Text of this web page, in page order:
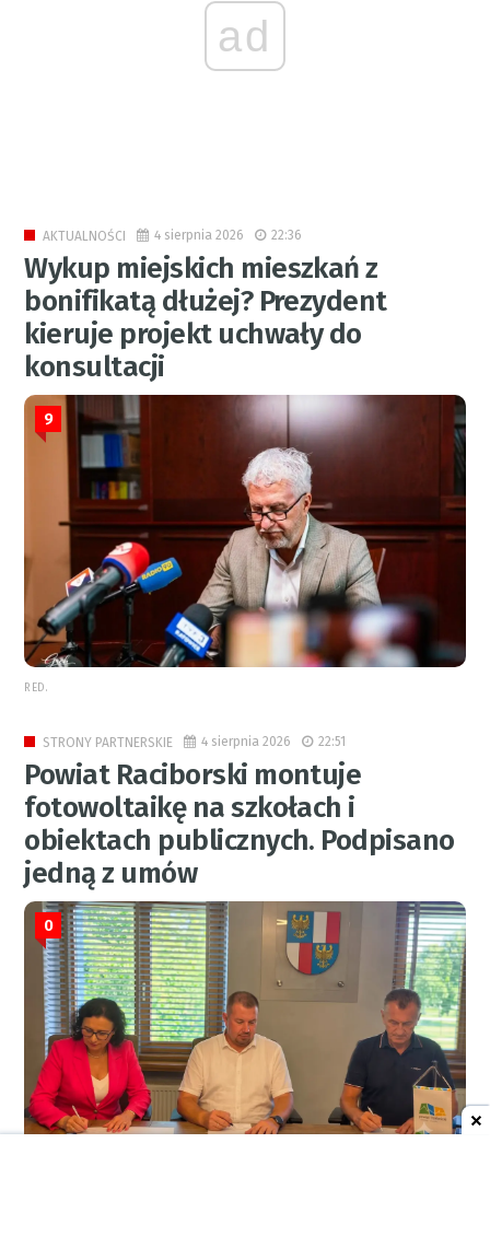
AKTUALNOŚCI 4 sierpnia 2026 22:36
Wykup miejskich mieszkań z
bonifikatą dłużej? Prezydent
kieruje projekt uchwały do
konsultacji
9
RED.
STRONY PARTNERSKIE 4 sierpnia 2026 22:51
Powiat Raciborski montuje
fotowoltaikę na szkołach i
obiektach publicznych. Podpisano
jedną z umów
0